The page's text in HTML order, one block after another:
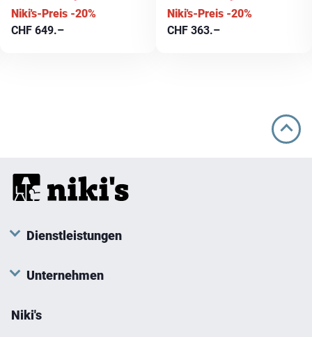
Niki's-Preis -20%
CHF 649.–
Niki's-Preis -20%
CHF 363.–
Dienstleistungen
Unternehmen
Niki's